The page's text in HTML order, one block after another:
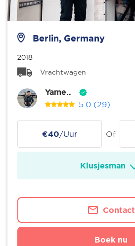
Berlin, Germany
2018
Vrachtwagen
Yame..
5.0 (29)
€40/Uur Of
Klusjesman
Contact
Boek nu